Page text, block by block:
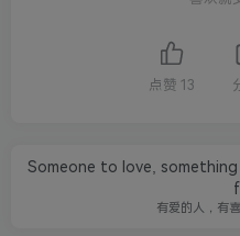
点赞 13
Someone to love,
有爱的人，有